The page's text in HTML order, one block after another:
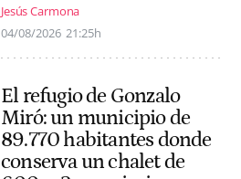
Jesús Carmona
04/08/2026 21:25h
El refugio de Gonzalo
Miró: un municipio de
89.770 habitantes donde
conserva un chalet de